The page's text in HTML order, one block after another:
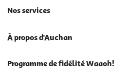
Nos services
À propos d'Auchan
Programme de fidélité Waaoh!